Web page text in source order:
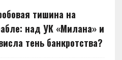
тишина на
над УК «Милана» и
тень банкротства?